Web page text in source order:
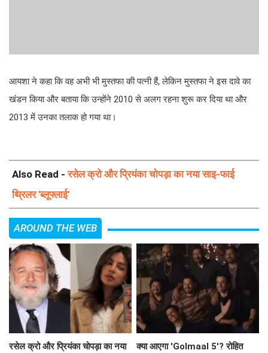
आयशा ने कहा कि वह अभी भी मुस्तफा की पत्नी हैं, लेकिन मुस्तफा ने इस दावे का
खंडन किया और बताया कि उन्होंने 2010 से अलग रहना शुरू कर दिया था और
2013 में उनका तलाक हो गया था।
Also Read -रसेल क्रो और प्रियंका चोपड़ा का नया साइ-फाई
थ्रिलर 'ब्लूफ्लाई'
AROUND THE WEB
रसेल क्रो और प्रियंका चोपड़ा का नया
क्या आएगा 'Golmaal 5'? रोहित